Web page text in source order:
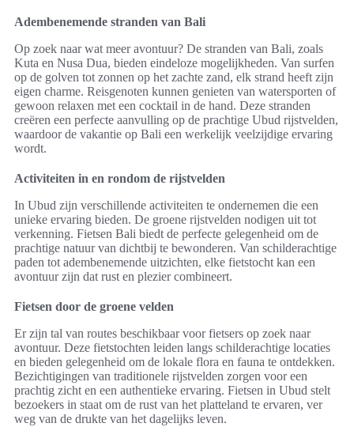
Adembenemende stranden van Bali
Op zoek naar wat meer avontuur? De stranden van Bali, zoals
Kuta en Nusa Dua, bieden eindeloze mogelijkheden. Van surfen
op de golven tot zonnen op het zachte zand, elk strand heeft zijn
eigen charme. Reisgenoten kunnen genieten van watersporten of
gewoon relaxen met een cocktail in de hand. Deze stranden
creëren een perfecte aanvulling op de prachtige Ubud rijstvelden,
waardoor de vakantie op Bali een werkelijk veelzijdige ervaring
wordt.
Activiteiten in en rondom de rijstvelden
In Ubud zijn verschillende activiteiten te ondernemen die een
unieke ervaring bieden. De groene rijstvelden nodigen uit tot
verkenning. Fietsen Bali biedt de perfecte gelegenheid om de
prachtige natuur van dichtbij te bewonderen. Van schilderachtige
paden tot adembenemende uitzichten, elke fietstocht kan een
avontuur zijn dat rust en plezier combineert.
Fietsen door de groene velden
Er zijn tal van routes beschikbaar voor fietsers op zoek naar
avontuur. Deze fietstochten leiden langs schilderachtige locaties
en bieden gelegenheid om de lokale flora en fauna te ontdekken.
Bezichtigingen van traditionele rijstvelden zorgen voor een
prachtig zicht en een authentieke ervaring. Fietsen in Ubud stelt
bezoekers in staat om de rust van het platteland te ervaren, ver
weg van de drukte van het dagelijks leven.